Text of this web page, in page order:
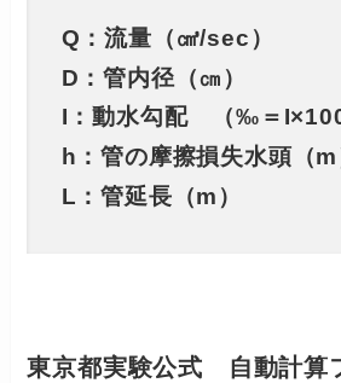
Q：流量（㎤/sec）
D：管内径（㎝）
I：動水勾配 （‰＝
h：管の摩擦損失水頭（m
L：管延長（m）
東京都実験公式 自動計算